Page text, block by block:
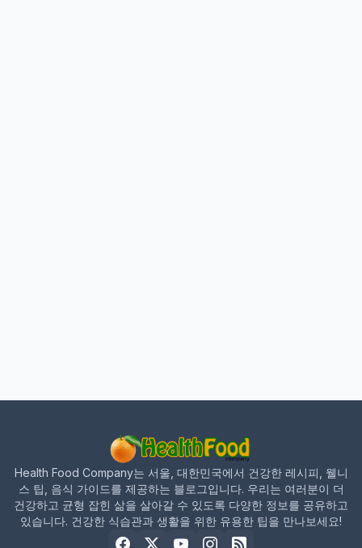
Health Food Company는 서울, 대한민국에서 건강한 레시피, 웰니
스 팁, 음식 가이드를 제공하는 블로그입니다. 우리는 여러분이 더
건강하고 균형 잡힌 삶을 살아갈 수 있도록 다양한 정보를 공유하고
있습니다. 건강한 식습관과 생활을 위한 유용한 팁을 만나보세요!